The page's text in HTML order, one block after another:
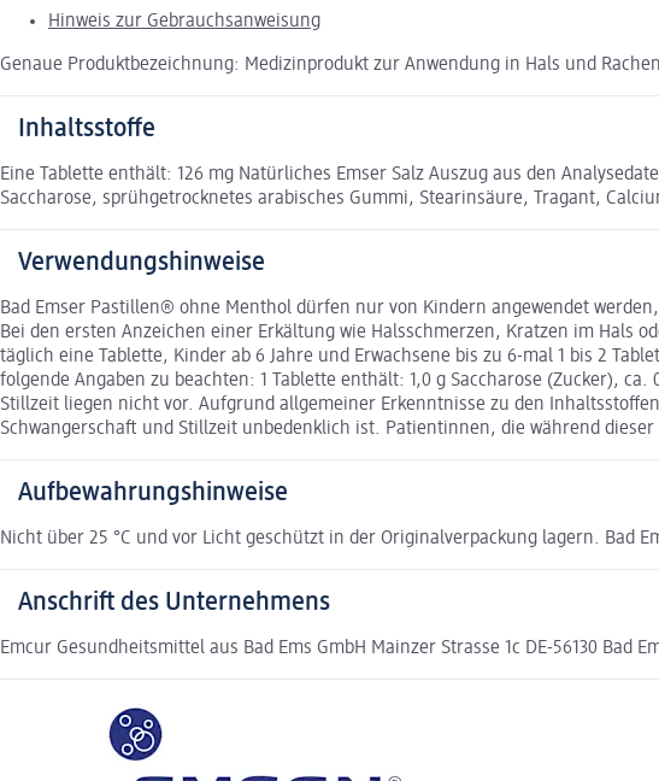
Hinweis zur Gebrauchsanweisung
Genaue Produktbezeichnung: Medizinprodukt zur Anwendung in Hals und
Inhaltsstoffe
Eine Tablette enthält: 126 mg Natürliches Emser Salz Auszug aus den
Saccharose, sprühgetrocknetes arabisches Gummi, Stearinsäure, Tragant,
Verwendungshinweise
Bad Emser Pastillen® ohne Menthol dürfen nur von Kindern angewendet
Bei den ersten Anzeichen einer Erkältung wie Halsschmerzen, Kratzen im Hals
täglich eine Tablette, Kinder ab 6 Jahre und Erwachsene bis zu 6-mal 1 bis 2
folgende Angaben zu beachten: 1 Tablette enthält: 1,0 g Saccharose (Zucker),
Stillzeit liegen nicht vor. Aufgrund allgemeiner Erkenntnisse zu den
Schwangerschaft und Stillzeit unbedenklich ist. Patientinnen, die während
Aufbewahrungshinweise
Nicht über 25 °C und vor Licht geschützt in der Originalverpackung lagern. Bad
Anschrift des Unternehmens
Emcur Gesundheitsmittel aus Bad Ems GmbH Mainzer Strasse 1c DE-56130 Bad